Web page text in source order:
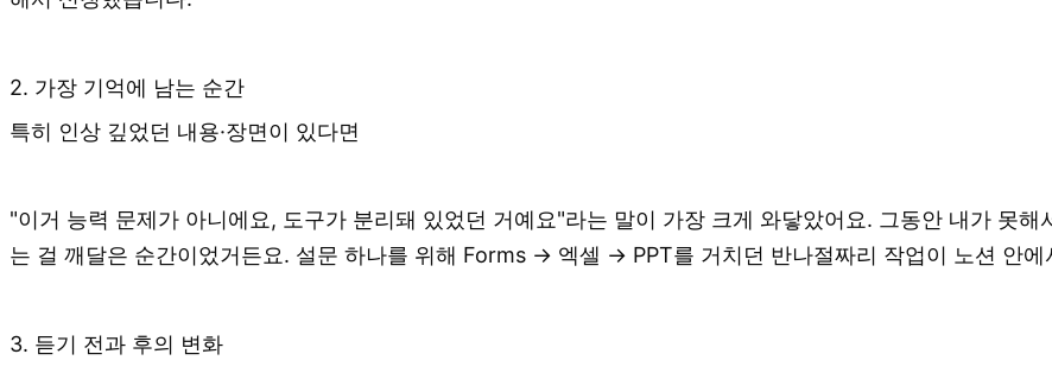
2. 가장 기억에 남는 순간
특히 인상 깊었던 내용·장면이 있다면
"이거 능력 문제가 아니에요, 도구가 분리돼 있었던 거예요"라는 말이 가장 크게 와닿았어요. 그동안 내가 못
는 걸 깨달은 순간이었거든요. 설문 하나를 위해 Forms → 엑셀 → PPT를 거치던 반나절짜리 작업이 노션 안
3. 듣기 전과 후의 변화